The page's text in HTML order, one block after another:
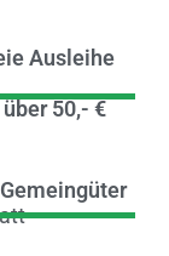
Ausleihe
50,- €
Gemeingüter